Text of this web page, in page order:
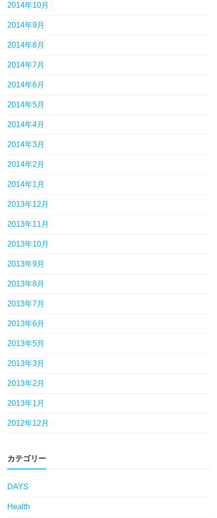
2014年10月
2014年9月
2014年8月
2014年7月
2014年6月
2014年5月
2014年4月
2014年3月
2014年2月
2014年1月
2013年12月
2013年11月
2013年10月
2013年9月
2013年8月
2013年7月
2013年6月
2013年5月
2013年3月
2013年2月
2013年1月
2012年12月
カテゴリー
DAYS
Health